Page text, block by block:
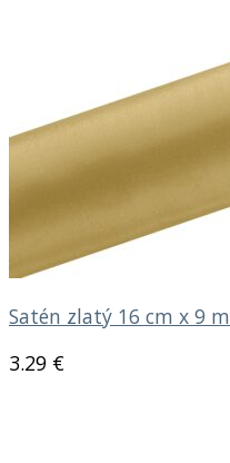
Satén zlatý 16 cm x 9 m
3.29 €